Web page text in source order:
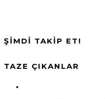
ŞİMDİ TAKİP ET!
TAZE ÇIKANLAR